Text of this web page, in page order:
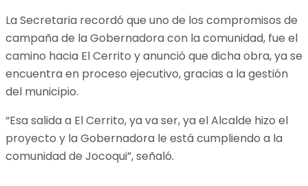
La Secretaria recordó que uno de los compromisos de
campaña de la Gobernadora con la comunidad, fue el
camino hacia El Cerrito y anunció que dicha obra, ya se
encuentra en proceso ejecutivo, gracias a la gestión
del municipio.
“Esa salida a El Cerrito, ya va ser, ya el Alcalde hizo el
proyecto y la Gobernadora le está cumpliendo a la
comunidad de Jocoqui”, señaló.